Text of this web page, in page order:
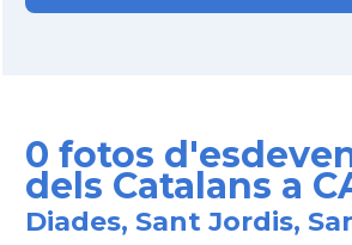
0 fotos
dels Catalans a
Diades, Sant Jordis,